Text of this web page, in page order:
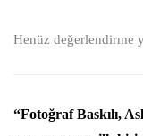
Henüz değerlendirme
“Fotoğraf Baskılı,